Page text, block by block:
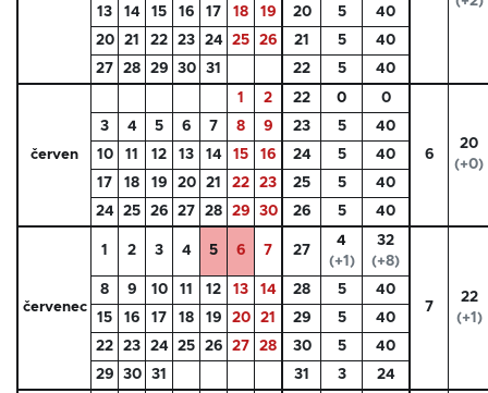
13 14 15 16 17 18 19 20 5
40
20
21 22 23 24 25 26 21 5
40
27
28 29 30 31 22 5 40
červen
1 2 22 0 0
6
20
(+0)
3 4 5 6 7 8 9 23 5
40
10
11 12 13 14 15 16 24 5
40
17
18 19 20 21 22 23 25 5
40
24
25 26 27 28 29 30 26 5 40
červenec
1 2 3 4 5 6 7 27
4
(+1)
32
(+8)
7
22
(+1)
8 9 10 11 12 13 14 28 5
40
15
16 17 18 19 20 21 29 5
40
22
23 24 25 26 27 28 30 5
40
29
30 31 31 3 24